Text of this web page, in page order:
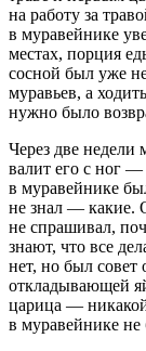
на работу за
в муравейнике
местах, порция
сосной был уже
муравьев, а
нужно было
Через две недели
валит его с ног —
в муравейнике
не знал — какие.
не спрашивал,
знают, что все
нет, но был
откладывающей
царица —
в муравейнике не